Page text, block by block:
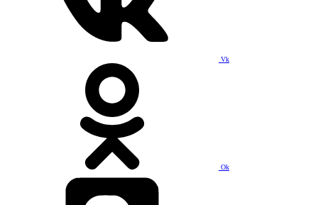
Vk
Ok